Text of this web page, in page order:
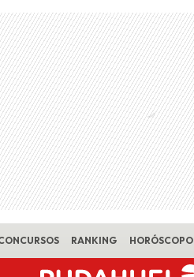
RANKING HORÓSCOPO